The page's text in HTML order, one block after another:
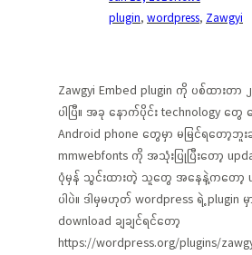
plugin, wordpress, Zawgyi
Zawgyi Embed plugin ကို ပစ်ထားတာ
ပါပြီ။ အခု နောက်ပိုင်း technology တွေ
Android phone တွေမှာ မမြင်ရတော့ဘူ
mmwebfonts ကို အသုံးပြုပြီးတော့
ပုံမှန် သွင်းထားတဲ့ သူတွေ အနေနဲ့ကတော့
ပါပဲ။ ဒါမှမဟုတ် wordpress ရဲ့ plugin
download ချချင်ရင်တော့
https://wordpress.org/plugins/